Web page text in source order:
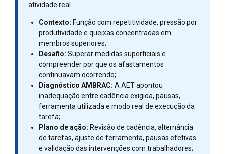
atividade real.
Contexto: Função com repetitividade, pressão por
produtividade e queixas concentradas em
membros superiores;
Desafio: Superar medidas superficiais e
compreender por que os afastamentos
continuavam ocorrendo;
Diagnóstico AMBRAC: A AET apontou
inadequação entre cadência exigida, pausas,
ferramenta utilizada e modo real de execução da
tarefa;
Plano de ação: Revisão de cadência, alternância
de tarefas, ajuste de ferramenta, pausas efetivas
e validação das intervenções com trabalhadores;